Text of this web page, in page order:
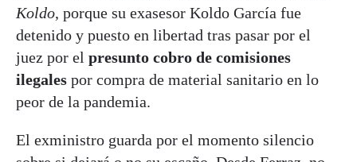
Koldo, porque su exasesor Koldo García fue
detenido y puesto en libertad tras pasar por el
juez por el presunto cobro de comisiones
ilegales por compra de material sanitario en lo
peor de la pandemia.
El exministro guarda por el momento silencio